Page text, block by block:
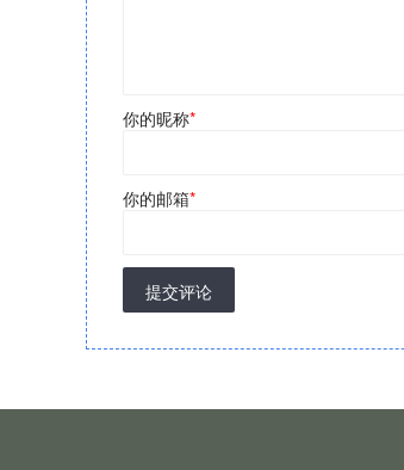
你的昵称*
你的邮箱*
提交评论